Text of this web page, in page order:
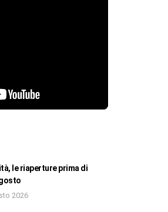
le riaperture prima di
2026